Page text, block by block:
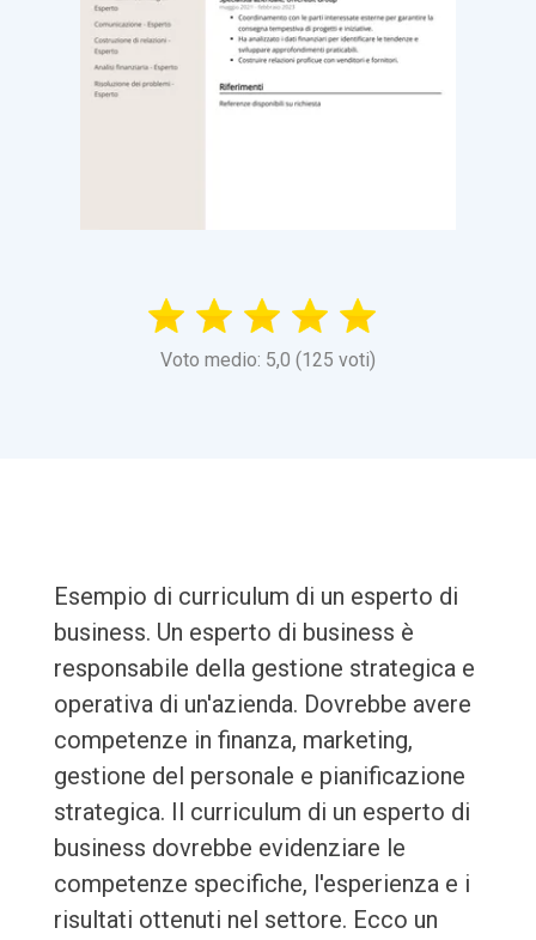
Voto medio: 5,0 (125 voti)
Esempio di curriculum di un esperto di
business. Un esperto di business è
responsabile della gestione strategica e
operativa di un'azienda. Dovrebbe avere
competenze in finanza, marketing,
gestione del personale e pianificazione
strategica. Il curriculum di un esperto di
business dovrebbe evidenziare le
competenze specifiche, l'esperienza e i
risultati ottenuti nel settore. Ecco un